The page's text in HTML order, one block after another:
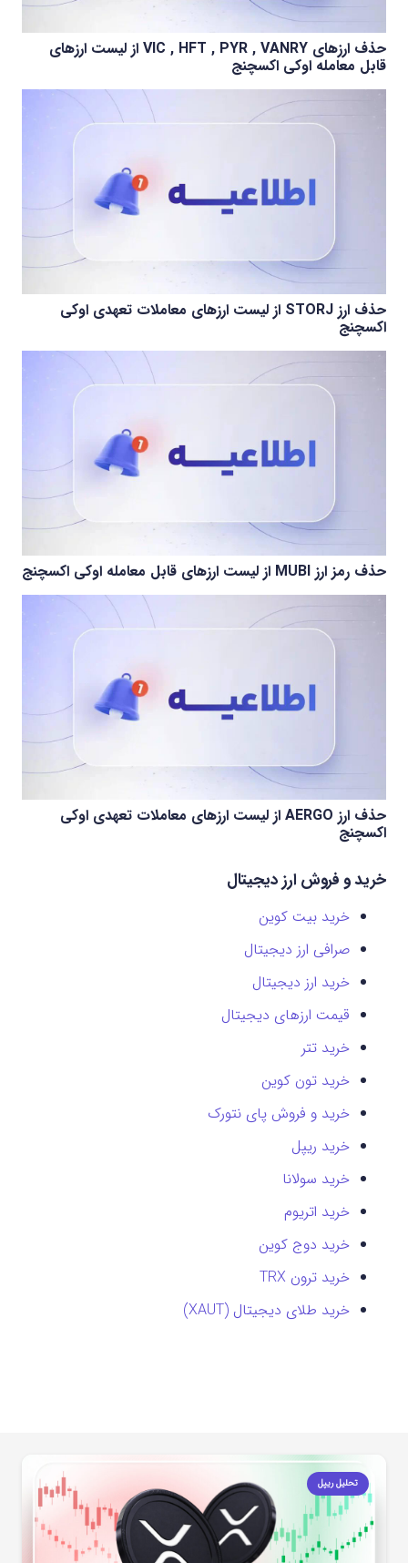
حذف ارزهای VIC , HFT , PYR , VANRY از لیست ارزهای
قابل معامله اوکی اکسچنج
حذف ارز STORJ از لیست ارزهای معاملات تعهدی اوکی
اکسچنج
حذف رمز ارز MUBI از لیست ارزهای قابل معامله اوکی اکسچنج
حذف ارز AERGO از لیست ارزهای معاملات تعهدی اوکی
اکسچنج
خرید و فروش ارز دیجیتال
خرید بیت کوین
صرافی ارز دیجیتال
خرید ارز دیجیتال
قیمت ارزهای دیجیتال
خرید تتر
خرید تون کوین
خرید و فروش پای نتورک
خرید ریپل
خرید سولانا
خرید اتریوم
خرید دوج کوین
خرید ترون TRX
خرید طلای دیجیتال (XAUT)
تحلیل ریپل